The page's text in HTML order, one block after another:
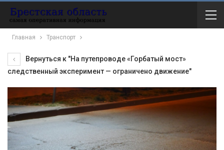
Главная Транспорт
Вернуться к "На путепроводе «Горбатый мост»
следственный эксперимент — ограничено движение"